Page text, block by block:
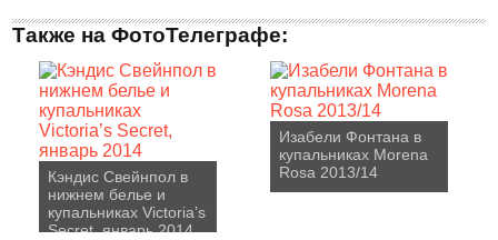
Также на ФотоТелеграфе:
Кэндис Свейнпол в
нижнем белье и
купальниках Victoria’s
Secret, январь 2014
Изабели Фонтана в
купальниках Morena
Rosa 2013/14